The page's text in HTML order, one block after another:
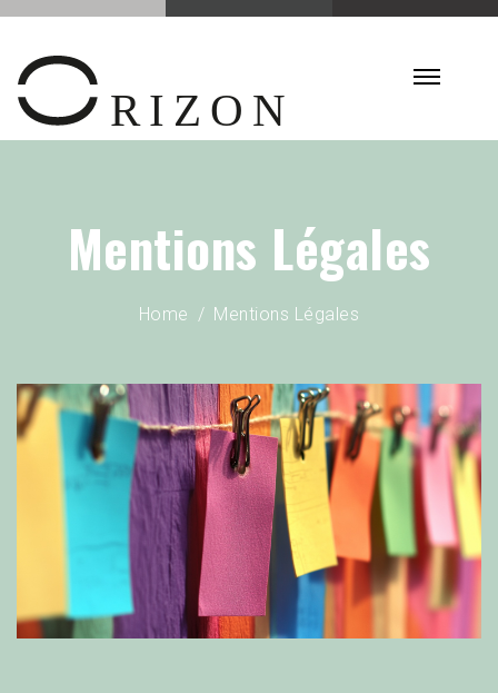
Mentions Légales
Home Mentions Légales